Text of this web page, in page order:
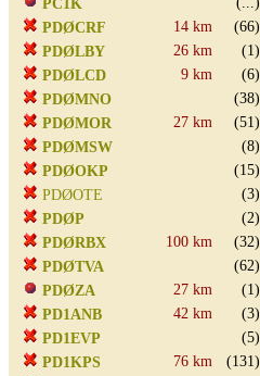
PC1K
PDØCRF
14 km
(66)
PDØLBY
26 km
(1)
PDØLCD
9 km
(6)
PDØMNO
(38)
PDØMOR
27 km
(51)
PDØMSW
(8)
PDØOKP
(15)
PDØOTE
(3)
PDØP
(2)
PDØRBX
100 km
(32)
PDØTVA
(62)
PDØZA
27 km
(1)
PD1ANB
42 km
(3)
PD1EVP
(5)
PD1KPS
76 km
(131)